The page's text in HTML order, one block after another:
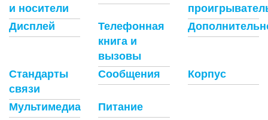
и носители
Дисплей
Телефонная
книга и
вызовы
Стандарты
связи
Сообщения Корпус
Мультимедиа
Питание